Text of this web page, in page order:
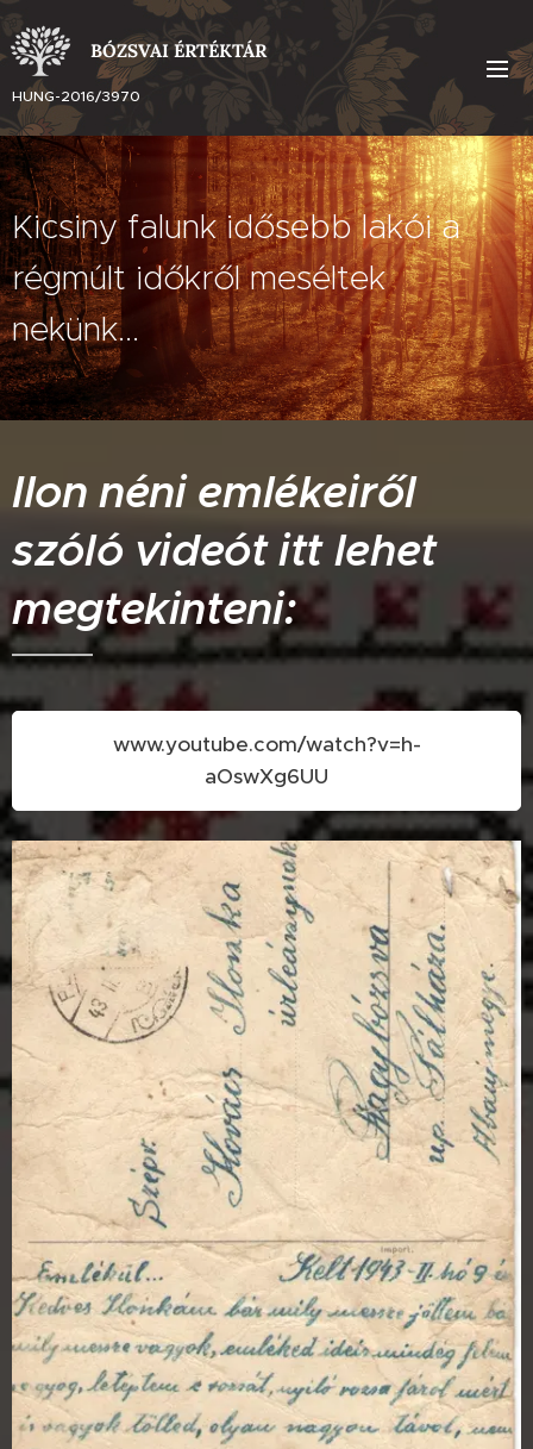
BÓZSVAI ÉRTÉKTÁR
HUNG-2016/3970
Kicsiny falunk idősebb lakói a
régmúlt időkről meséltek
nekünk...
Ilon néni emlékeiről
szóló videót itt lehet
megtekinteni:
www.youtube.com/watch?v=h-
aOswXg6UU